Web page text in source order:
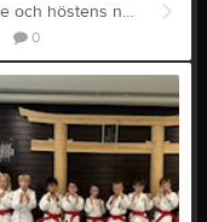
Välkommen till Landvetter Kyokushin Karate och höstens nybörjarkurs för barn fr o m 8 år, ungdomar, vuxna eller varför inte hela familjen tillsammans. Start onsdagen den 20/8 kl 18.15. Träningstider är onsdagar 18.15-19.15 samt söndagar 15.00-16.00. Antal platser är begränsade varför anmälan måste göras i förväg via mail till info@landvetterkarate.se eller genom att ringa 0705-526180. (Johan) All träning sker i egen Dojo på Magasinsvägen 9 i Landvetter. Varmt Välkomna
0